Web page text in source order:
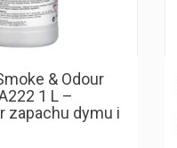
& Odour
1 L –
zapachu dymu i